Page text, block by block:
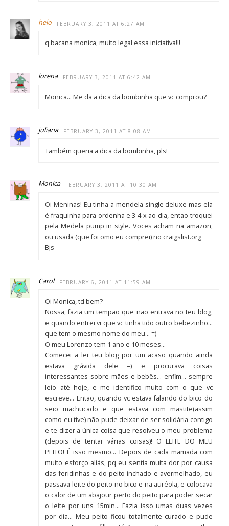
helo FEBRUARY 3, 2011 AT 6:27 AM
q bacana monica, muito legal essa iniciativa!!!
lorena FEBRUARY 3, 2011 AT 6:42 AM
Monica… Me da a dica da bombinha que vc comprou?
juliana FEBRUARY 3, 2011 AT 8:08 AM
Também queria a dica da bombinha, pls!
Monica FEBRUARY 3, 2011 AT 10:30 AM
Oi Meninas! Eu tinha a mendela single deluxe mas ela
é fraquinha para ordenha e 3-4 x ao dia, entao troquei
pela Medela pump in style. Voces acham na amazon,
ou usada (que foi omo eu comprei) no craigslist.org
Bjs
Carol FEBRUARY 6, 2011 AT 11:59 AM
Oi Monica, td bem?
Nossa, fazia um tempão que não entrava no teu blog,
e quando entrei vi que vc tinha tido outro bebezinho…
que tem o mesmo nome do meu… =)
O meu Lorenzo tem 1 ano e 10 meses…
Comecei a ler teu blog por um acaso quando ainda
estava grávida dele =) e procurava coisas
interessantes sobre mães e bebês… enfim… sempre
leio até hoje, e me identifico muito com o que vc
escreve… Então, quando vc estava falando do bico do
seio machucado e que estava com mastite(assim
como eu tive) não pude deixar de ser solidária contigo
e te dizer a única coisa que resolveu o meu problema
(depois de tentar várias coisas)! O LEITE DO MEU
PEITO! É isso mesmo… Depois de cada mamada com
muito esforço aliás, pq eu sentia muita dor por causa
das feridinhas e do peito inchado e avermelhado, eu
passava leite do peito no bico e na auréola, e colocava
o calor de um abajour perto do peito para poder secar
o leite por uns 15min… Fazia isso umas duas vezes
por dia… Meu peito ficou totalmente curado e pude